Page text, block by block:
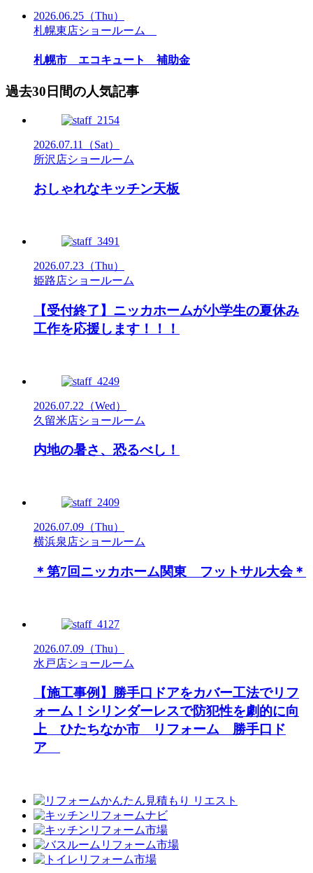
2026.06.25 （Thu）
札幌東店ショールーム
札幌市 エコキュート 補助金
過去30日間の人気記事
2026.07.11
（Sat）
所沢店ショールーム
おしゃれなキッチン天板
2026.07.23 （Thu）
姫路店ショールーム
【受付終了】ニッカホームが小学生の夏休み
工作を応援します！！！
2026.07.22 （Wed）
久留米店ショールーム
内地の暑さ、恐るべし！
2026.07.09 （Thu）
横浜泉店ショールーム
＊第7回ニッカホーム関東 フットサル大会＊
2026.07.09 （Thu）
水戸店ショールーム
【施工事例】勝手口ドアをカバー工法でリフ
ォーム！シリンダーレスで防犯性を劇的に向
上 ひたちなか市 リフォーム 勝手口ド
ア